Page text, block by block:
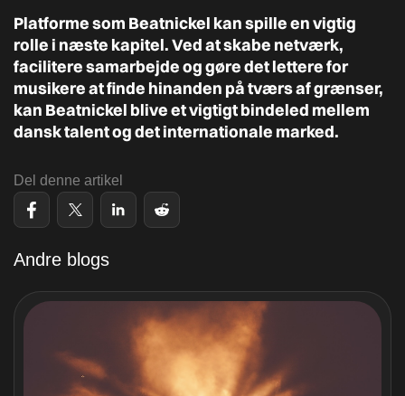
Platforme som Beatnickel kan spille en vigtig
rolle i næste kapitel. Ved at skabe netværk,
facilitere samarbejde og gøre det lettere for
musikere at finde hinanden på tværs af grænser,
kan Beatnickel blive et vigtigt bindeled mellem
dansk talent og det internationale marked.
Del denne artikel
Andre blogs